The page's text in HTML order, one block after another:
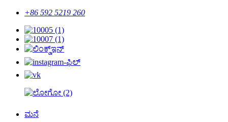
+86 592 5219 260
ಮನೆ